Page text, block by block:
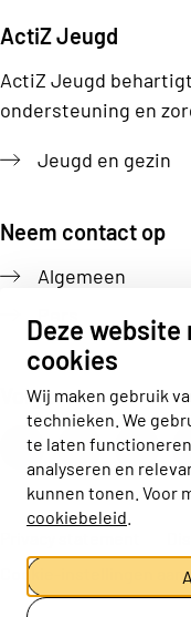
Deze
cookies
Wij maken gebruik
technieken. We
te laten
analyseren en
kunnen tonen. Voor
cookiebeleid
ActiZ Jeugd
ActiZ Jeugd
ondersteuning en
Jeugd en gezin
Neem contact op
Algemeen
Pers
Volg ons
Actiz linkedin
Actiz instagram
Actiz
Cookie-instellingen